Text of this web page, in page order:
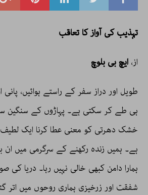
تہذیب کی آواز کا تعاقب
از، ایچ بی بلوچ
طویل اور دراز سفر کے راستے ہوائیں،
ہی طے کر سکتی ہے۔ پہاڑوں کے سنگین
خشک دھرتی کو معنی عطا کرنا ایک
ہے۔ ہمیں زندہ رکھنے کے سرگرمی میں ان
ہمارا دامن کبھی خالی نہیں رہا۔ دریا
شفقت اور زرخیزی ہماری روحوں میں اتر